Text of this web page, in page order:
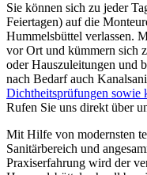
Sie können sich zu jeder
Feiertagen) auf die
Hummelsbüttel verlassen.
vor Ort und kümmern sich
oder Hauszuleitungen und
nach Bedarf auch
Dichtheitsprüfungen sowie
Rufen Sie uns direkt über
Mit Hilfe von modernsten
Sanitärbereich und
Praxiserfahrung wird der